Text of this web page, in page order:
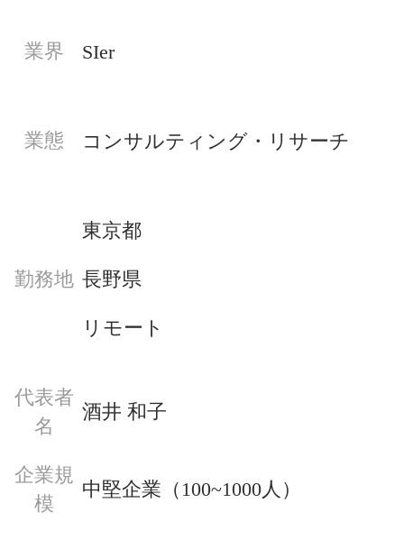
業界 SIer
業態 コンサルティング・リサーチ
勤務地
東京都
長野県
リモート
代表者
名
酒井 和子
企業規
模
中堅企業（100~1000人）